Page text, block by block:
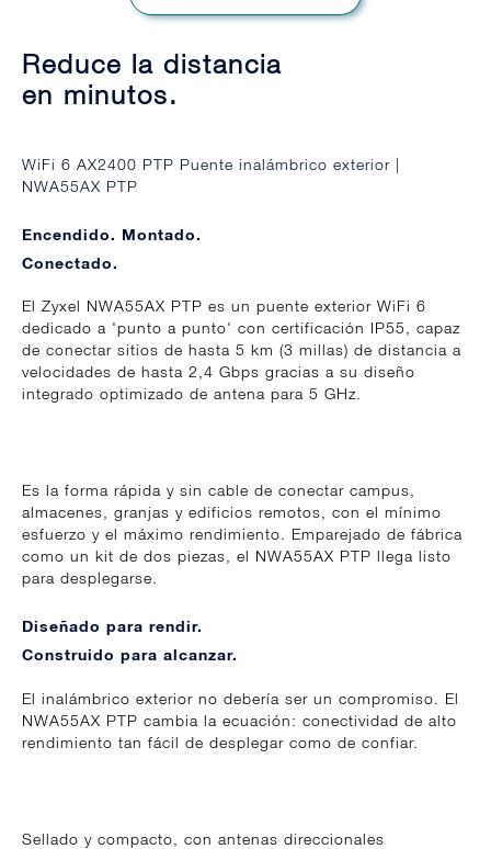
Reduce la distancia
en minutos.
WiFi 6 AX2400 PTP Puente inalámbrico exterior |
NWA55AX PTP
Encendido. Montado.
Conectado.
El Zyxel NWA55AX PTP es un puente exterior WiFi 6
dedicado a 'punto a punto' con certificación IP55, capaz
de conectar sitios de hasta 5 km (3 millas) de distancia a
velocidades de hasta 2,4 Gbps gracias a su diseño
integrado optimizado de antena para 5 GHz.
Es la forma rápida y sin cable de conectar campus,
almacenes, granjas y edificios remotos, con el mínimo
esfuerzo y el máximo rendimiento. Emparejado de fábrica
como un kit de dos piezas, el NWA55AX PTP llega listo
para desplegarse.
Diseñado para rendir.
Construido para alcanzar.
El inalámbrico exterior no debería ser un compromiso. El
NWA55AX PTP cambia la ecuación: conectividad de alto
rendimiento tan fácil de desplegar como de confiar.
Sellado y compacto, con antenas direccionales